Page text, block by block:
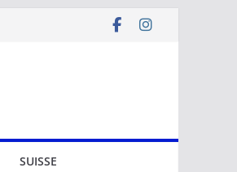
SUISSE